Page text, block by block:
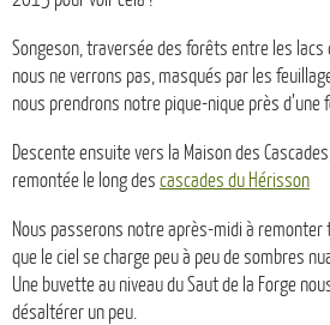
Songeson, traversée des forêts entre les lacs
nous ne verrons pas, masqués par les
nous prendrons notre pique-nique près d’une
Descente ensuite vers la Maison des
remontée le long des cascades du Hérisson
Nous passerons notre après-midi à
que le ciel se charge peu à peu de sombres
Une buvette au niveau du Saut de la Forge
désaltérer un peu.